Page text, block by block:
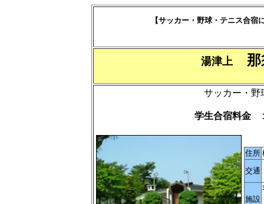
【サッカー・野球・テニス合
湯津上那
サッカー・野
学生合宿料金
住所
交通
施設